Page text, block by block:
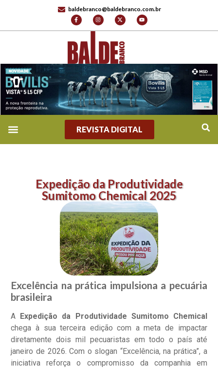
baldebranco@baldebranco.com.br
REVISTA DIGITAL
Expedição da Produtividade
Sumitomo Chemical 2025
Excelência na prática impulsiona a pecuária
brasileira
A Expedição da Produtividade Sumitomo Chemical
chega à sua terceira edição com a meta de impactar
diretamente dois mil pecuaristas em todo o país até
janeiro de 2026. Com o slogan “Excelência, na prática”, a
iniciativa reforça o compromisso da companhia em